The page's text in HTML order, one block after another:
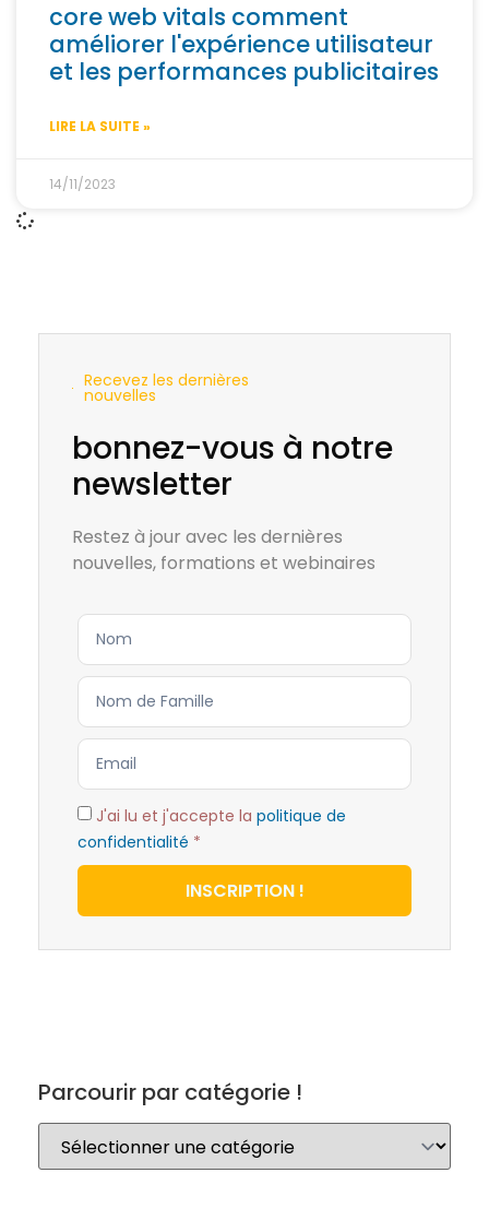
core web vitals comment
améliorer l'expérience utilisateur
et les performances publicitaires
LIRE LA SUITE »
14/11/2023
Recevez les dernières
nouvelles
bonnez-vous à notre
newsletter
Restez à jour avec les dernières
nouvelles, formations et webinaires
J'ai lu et j'accepte la politique de
confidentialité *
INSCRIPTION !
Parcourir par catégorie !